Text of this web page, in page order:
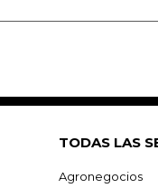
TODAS LAS
Agronegocios